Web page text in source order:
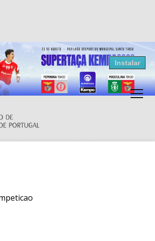
Andebol
de Andebol de Portugal
Disponivel na Play Store
Instalar